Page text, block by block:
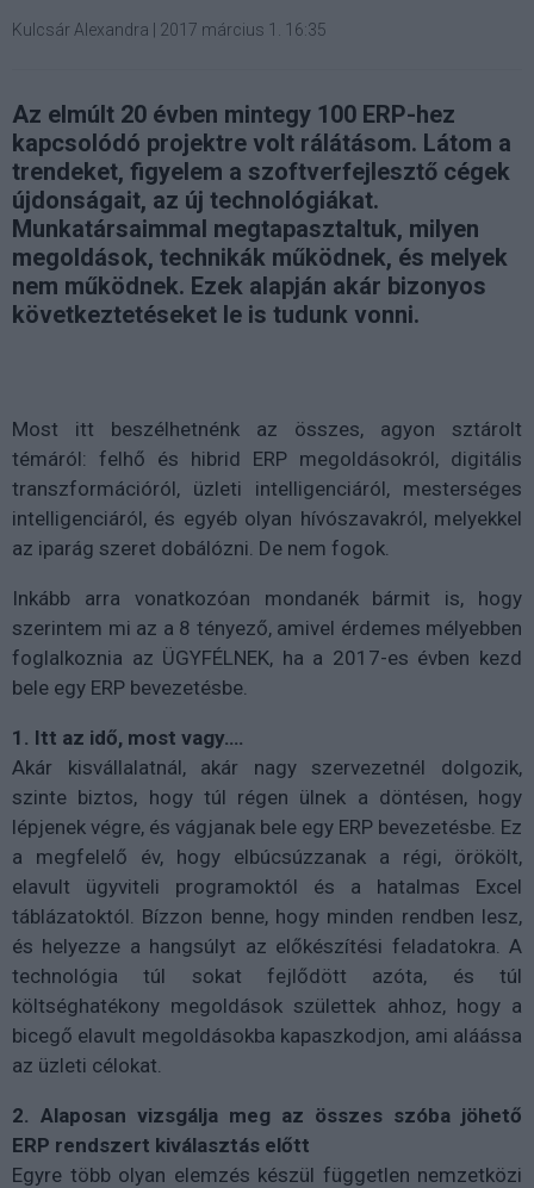
Kulcsár Alexandra 2017 március 1. 16:35
Az elmúlt 20 évben mintegy 100 ERP-hez
kapcsolódó projektre volt rálátásom. Látom a
trendeket, figyelem a szoftverfejlesztő cégek
újdonságait, az új technológiákat.
Munkatársaimmal megtapasztaltuk, milyen
megoldások, technikák működnek, és melyek
nem működnek. Ezek alapján akár bizonyos
következtetéseket le is tudunk vonni.
Most itt beszélhetnénk az összes, agyon sztárolt
témáról: felhő és hibrid ERP megoldásokról, digitális
transzformációról, üzleti intelligenciáról, mesterséges
intelligenciáról, és egyéb olyan hívószavakról, melyekkel
az iparág szeret dobálózni. De nem fogok.
Inkább arra vonatkozóan mondanék bármit is, hogy
szerintem mi az a 8 tényező, amivel érdemes mélyebben
foglalkoznia az ÜGYFÉLNEK, ha a 2017-es évben kezd
bele egy ERP bevezetésbe.
1. Itt az idő, most vagy….
Akár kisvállalatnál, akár nagy szervezetnél dolgozik,
szinte biztos, hogy túl régen ülnek a döntésen, hogy
lépjenek végre, és vágjanak bele egy ERP bevezetésbe. Ez
a megfelelő év, hogy elbúcsúzzanak a régi, örökölt,
elavult ügyviteli programoktól és a hatalmas Excel
táblázatoktól. Bízzon benne, hogy minden rendben lesz,
és helyezze a hangsúlyt az előkészítési feladatokra. A
technológia túl sokat fejlődött azóta, és túl
költséghatékony megoldások születtek ahhoz, hogy a
bicegő elavult megoldásokba kapaszkodjon, ami aláássa
az üzleti célokat.
2. Alaposan vizsgálja meg az összes szóba jöhető
ERP rendszert kiválasztás előtt
Egyre több olyan elemzés készül független nemzetközi